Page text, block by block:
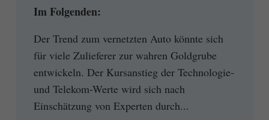
Im Folgenden:
Der Trend zum vernetzten Auto könnte sich
für viele Zulieferer zur wahren Goldgrube
entwickeln. Der Kursanstieg der Technologie-
und Telekom-Werte wird sich nach
Einschätzung von Experten durch...